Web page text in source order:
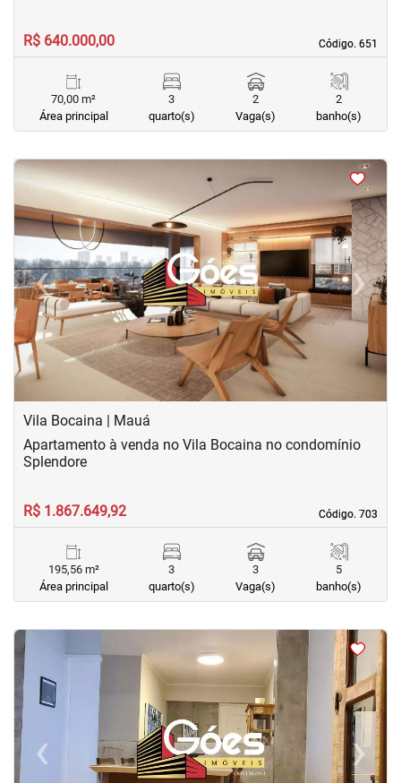
Código. 651
Código. 651
R$ 640.000,00
70,00 m²
Área principal
3
quarto(s)
2
Vaga(s)
2
banho(s)
<<<<
‹Previous ›Next
Vila Bocaina | Mauá
Código. 703
Código. 703
Apartamento à venda no Vila Bocaina no condomínio
Splendore
R$ 1.867.649,92
195,56 m²
Área principal
3
quarto(s)
3
Vaga(s)
5
banho(s)
< <
‹Previous ›
Next